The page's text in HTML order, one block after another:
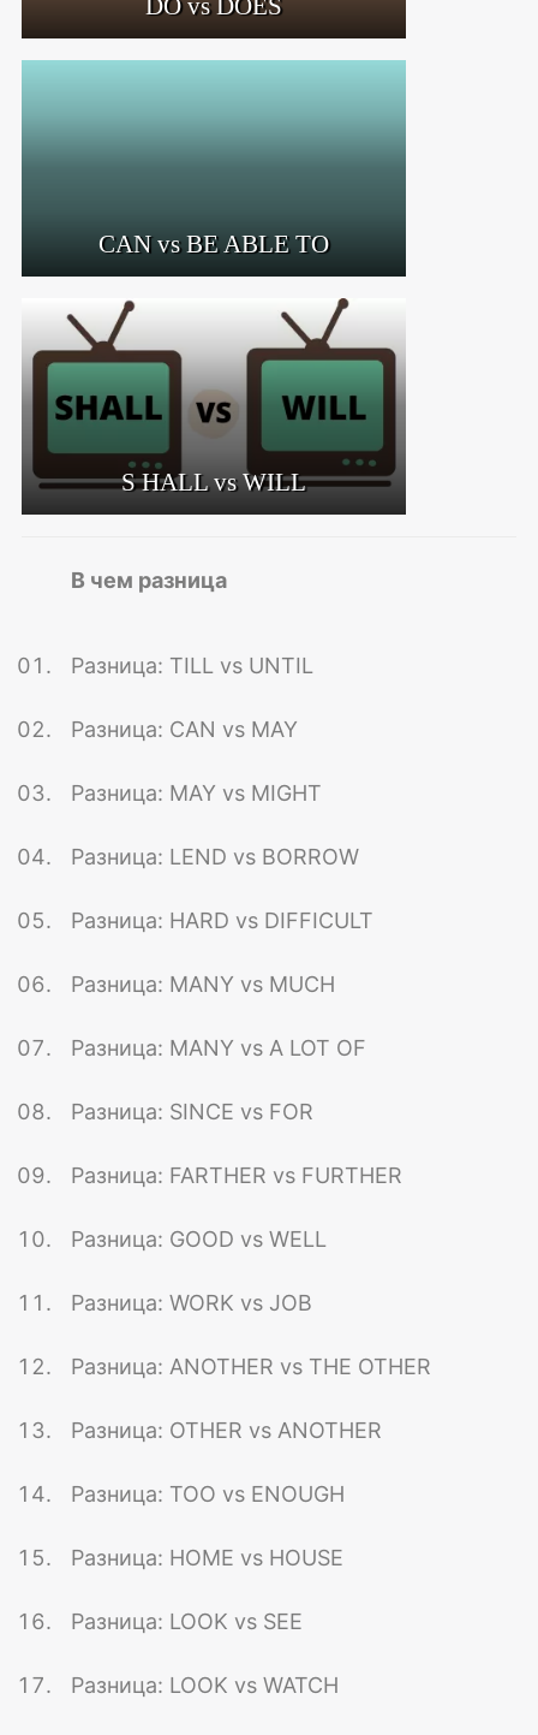
DO vs DOES
CAN vs BE ABLE TO
S HALL vs WILL
В чем разница
Разница: TILL vs UNTIL
Разница: CAN vs MAY
Разница: MAY vs MIGHT
Разница: LEND vs BORROW
Разница: HARD vs DIFFICULT
Разница: MANY vs MUCH
Разница: MANY vs A LOT OF
Разница: SINCE vs FOR
Разница: FARTHER vs FURTHER
Разница: GOOD vs WELL
Разница: WORK vs JOB
Разница: ANOTHER vs THE OTHER
Разница: OTHER vs ANOTHER
Разница: TOO vs ENOUGH
Разница: HOME vs HOUSE
Разница: LOOK vs SEE
Разница: LOOK vs WATCH